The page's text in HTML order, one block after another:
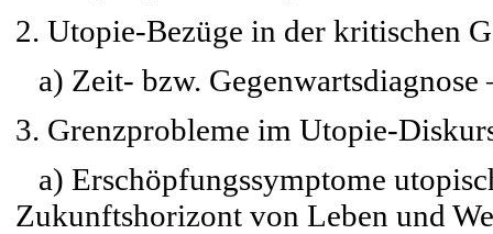
2. Utopie-Bezüge in der kritischen
a) Zeit- bzw.
3. Grenzprobleme im Utopie-
a) Erschöpfungssymptome
Zukunftshorizont von Leben und